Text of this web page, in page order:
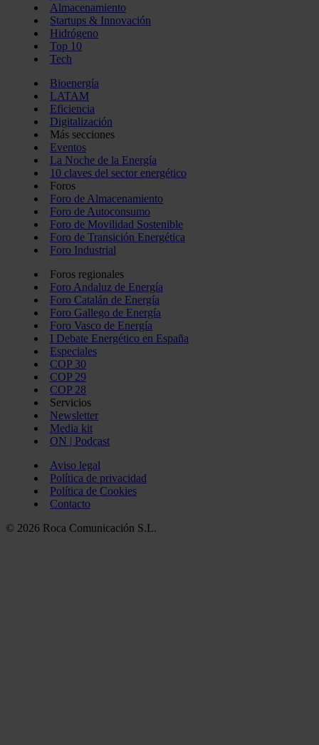
Almacenamiento
Startups & Innovación
Hidrógeno
Top 10
Tech
Bioenergía
LATAM
Eficiencia
Digitalización
Más secciones
Eventos
La Noche de la Energía
10 claves del sector energético
Foros
Foro de Almacenamiento
Foro de Autoconsumo
Foro de Movilidad Sostenible
Foro de Transición Energética
Foro Industrial
Foros regionales
Foro Andaluz de Energía
Foro Catalán de Energía
Foro Gallego de Energía
Foro Vasco de Energía
I Debate Energético en España
Especiales
COP 30
COP 29
COP 28
Servicios
Newsletter
Media kit
ON | Podcast
Aviso legal
Política de privacidad
Política de Cookies
Contacto
© 2026 Roca Comunicación S.L.